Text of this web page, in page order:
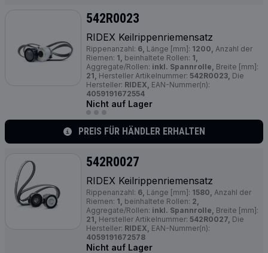
542R0023
RIDEX Keilrippenriemensatz
Rippenanzahl: 6, Länge [mm]: 1200, Anzahl der
Riemen: 1, beinhaltete Rollen: 1,
Aggregate/Rollen: inkl. Spannrolle, Breite [mm]:
21, Hersteller Artikelnummer: 542R0023, Die
Hersteller: RIDEX, EAN-Nummer(n):
4059191672554
Nicht auf Lager
PREIS FÜR HÄNDLER ERHALTEN
542R0027
RIDEX Keilrippenriemensatz
Rippenanzahl: 6, Länge [mm]: 1580, Anzahl der
Riemen: 1, beinhaltete Rollen: 2,
Aggregate/Rollen: inkl. Spannrolle, Breite [mm]:
21, Hersteller Artikelnummer: 542R0027, Die
Hersteller: RIDEX, EAN-Nummer(n):
4059191672578
Nicht auf Lager